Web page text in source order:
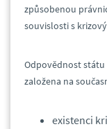
způsobenou
souvislosti s
Odpovědnost
založena na
existenci